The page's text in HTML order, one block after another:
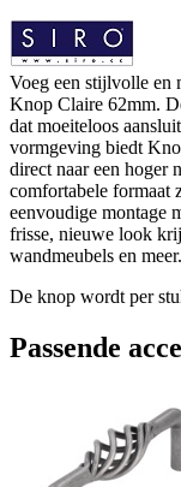
Voeg een stijlvolle en
Knop Claire 62mm.
dat moeiteloos
vormgeving biedt
direct naar een hoger
comfortabele formaat
eenvoudige montage
frisse, nieuwe look
wandmeubels en meer.
De knop wordt per
Passende